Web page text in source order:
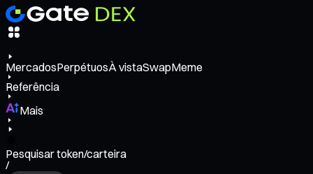
MercadosPerpétuosÀ vistaSwapMeme
Referência
Mais
Pesquisar token/carteira
/